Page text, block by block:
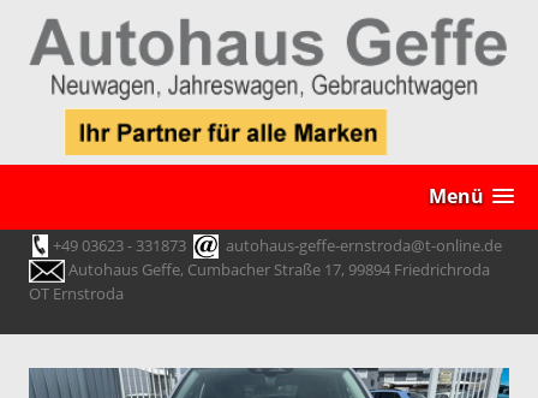
Menü
+49 03623 - 331873
autohaus-geffe-ernstroda@t-online.de
Autohaus Geffe, Cumbacher Straße 17, 99894 Friedrichroda
OT Ernstroda